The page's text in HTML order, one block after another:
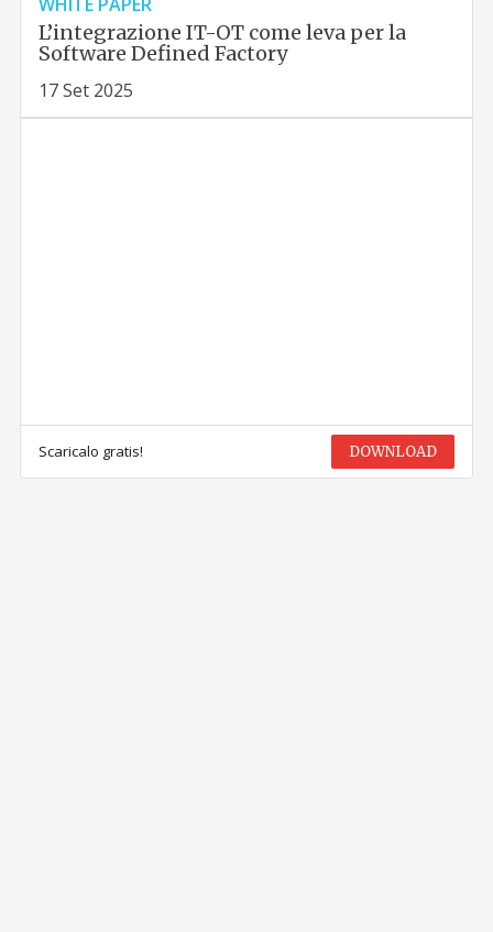
WHITE PAPER
L’integrazione IT-OT come leva per la
Software Defined Factory
17 Set 2025
Scaricalo gratis! DOWNLOAD